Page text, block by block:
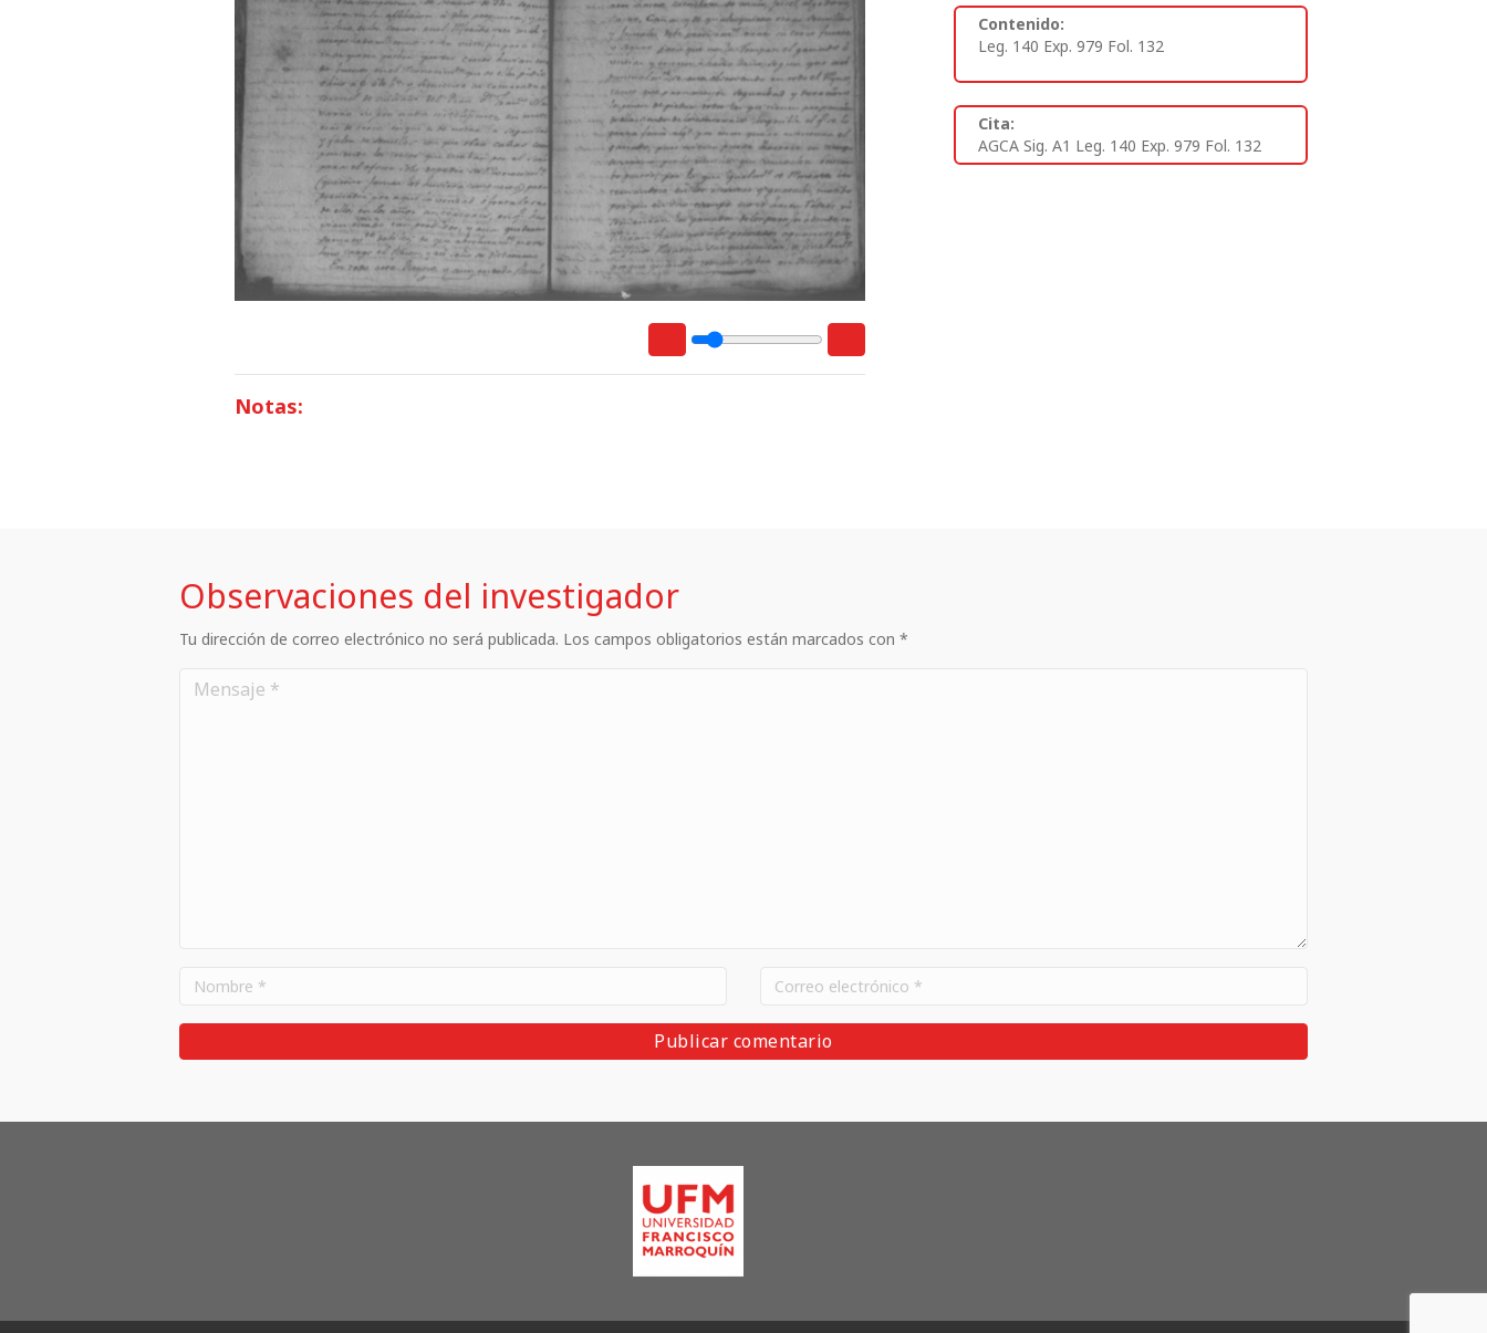
Notas:
Contenido:
Leg. 140 Exp. 979 Fol. 132
Cita:
AGCA Sig. A1 Leg. 140 Exp. 979 Fol. 132
Observaciones del investigador
Tu dirección de correo electrónico no será publicada. Los campos obligatorios están marcados con *